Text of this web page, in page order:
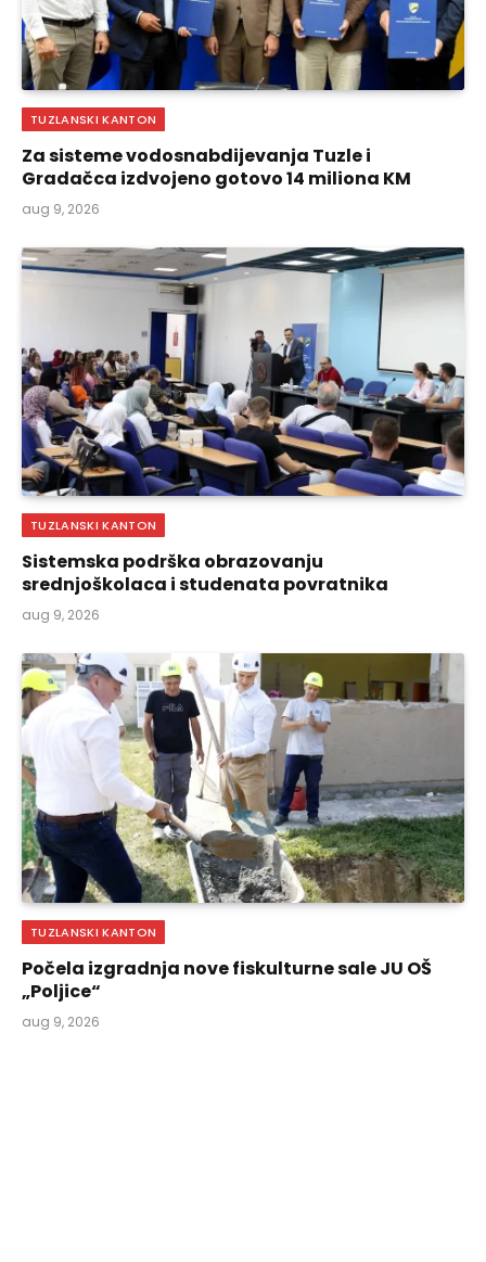
TUZLANSKI KANTON
Za sisteme vodosnabdijevanja Tuzle i
Gradačca izdvojeno gotovo 14 miliona KM
aug 9, 2026
TUZLANSKI KANTON
Sistemska podrška obrazovanju
srednjoškolaca i studenata povratnika
aug 9, 2026
TUZLANSKI KANTON
Počela izgradnja nove fiskulturne sale JU OŠ
„Poljice“
aug 9, 2026